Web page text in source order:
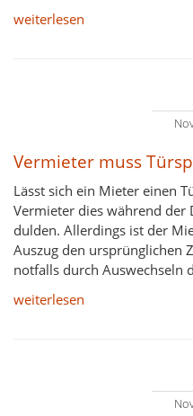
weiterlesen
Vermieter muss
Lässt sich ein Mieter einen
Vermieter dies während der
dulden. Allerdings ist der
Auszug den ursprünglichen
notfalls durch Auswechseln
weiterlesen